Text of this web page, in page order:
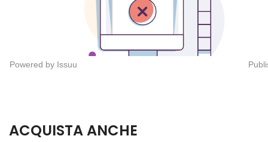
Powered by Issuu
ACQUISTA ANCHE